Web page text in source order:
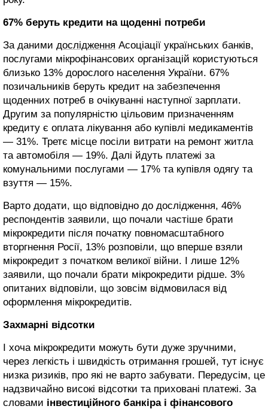
67% беруть кредити на щоденні потреби
За даними дослідження Асоціації українських банків,
послугами мікрофінансових організацій користуються
близько 13% дорослого населення України. 67%
позичальників беруть кредит на забезпечення
щоденних потреб в очікуванні наступної зарплати.
Другим за популярністю цільовим призначенням
кредиту є оплата лікування або купівлі медикаментів
— 31%. Третє місце посіли витрати на ремонт житла
та автомобіля — 19%. Далі йдуть платежі за
комунальними послугами — 17% та купівля одягу та
взуття — 15%.
Варто додати, що відповідно до дослідження, 46%
респондентів заявили, що почали частіше брати
мікрокредити після початку повномасштабного
вторгнення Росії, 13% розповіли, що вперше взяли
мікрокредит з початком великої війни. І лише 12%
заявили, що почали брати мікрокредити рідше. 3%
опитаних відповіли, що зовсім відмовилася від
оформлення мікрокредитів.
Захмарні відсотки
І хоча мікрокредити можуть бути дуже зручними,
через легкість і швидкість отримання грошей, тут існує
низка ризиків, про які не варто забувати. Передусім, це
надзвичайно високі відсотки та приховані платежі. За
словами інвестиційного банкіра і фінансового